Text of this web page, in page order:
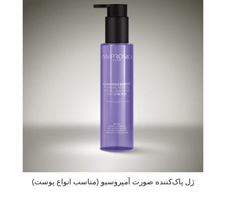
ژل پاک‌کننده صورت آمپروسیو (مناسب انواع پوست)